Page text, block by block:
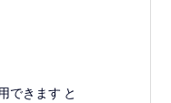
search
SEU Rush today
できます と